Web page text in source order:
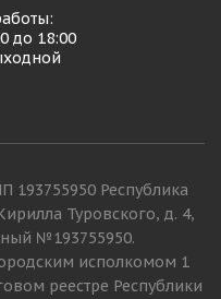
до 18:00
193755950 Республика
Туровского, д. 4,
№193755950.
исполкомом 1
реестре Республики